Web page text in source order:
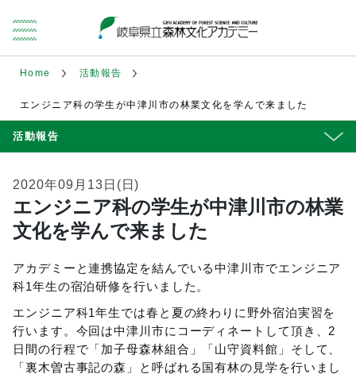
Home 活動報告
エンジニア科の学生が中津川市の林業文化を学んで来ました
活動報告
2020年09月13日(日)
エンジニア科の学生が中津川市の林業
文化を学んで来ました
アカデミーと連携協定を結んでいる中津川市でエンジニア
科1年生の宿泊研修を行いました。
エンジニア科1年生では春と夏の終わりに野外宿泊実習を
行います。今回は中津川市にコーディネートして頂き、2
日間の行程で「加子母森林組合」「山守資料館」そして、
「裏木曽古事記の森」と呼ばれる国有林の見学を行いまし